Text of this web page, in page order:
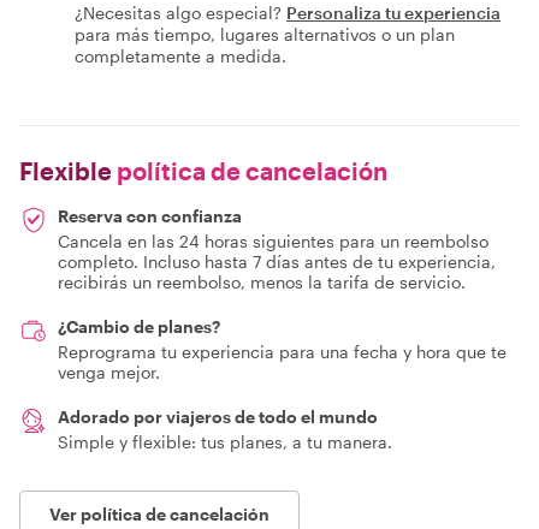
¿Necesitas algo especial? Personaliza tu experiencia
para más tiempo, lugares alternativos o un plan
completamente a medida.
Flexible política de cancelación
Reserva con confianza
Cancela en las 24 horas siguientes para un reembolso
completo. Incluso hasta 7 días antes de tu experiencia,
recibirás un reembolso, menos la tarifa de servicio.
¿Cambio de planes?
Reprograma tu experiencia para una fecha y hora que te
venga mejor.
Adorado por viajeros de todo el mundo
Simple y flexible: tus planes, a tu manera.
Ver política de cancelación